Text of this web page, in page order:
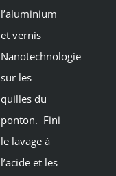
l’aluminium
et vernis
Nanotechnologie
sur les
quilles du
ponton. Fini
le lavage à
l’acide et les